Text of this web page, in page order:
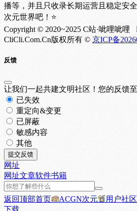
播等，并且只收录长期运营且稳定安
次元世界吧！⭐
Copyright © 2020~2025 C站·呲哩呲哩
CliCli.Com.Cn版权所有 © 京ICP备
反馈
让我们一起共建文明社区！您的反馈至
已失效
重定向&变更
已屏蔽
敏感内容
其他
提交反馈
网址
网址文章软件书籍
返回顶部首页 ACGN次元 用户社区